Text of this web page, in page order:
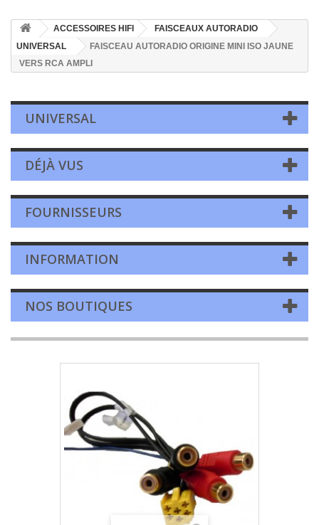
ACCESSOIRES HIFI
FAISCEAUX AUTORADIO
UNIVERSAL
FAISCEAU AUTORADIO ORIGINE MINI ISO JAUNE
VERS RCA AMPLI
UNIVERSAL
DÉJÀ VUS
FOURNISSEURS
INFORMATION
NOS BOUTIQUES